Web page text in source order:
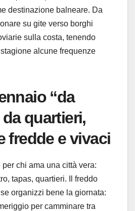
destinazione balneare. Da
su gite verso borghi
sulla costa, tenendo
alcune frequenze
“da
quartieri,
fredde e vivaci
chi ama una città vera:
tapas, quartieri. Il freddo
organizzi bene la giornata:
per camminare tra